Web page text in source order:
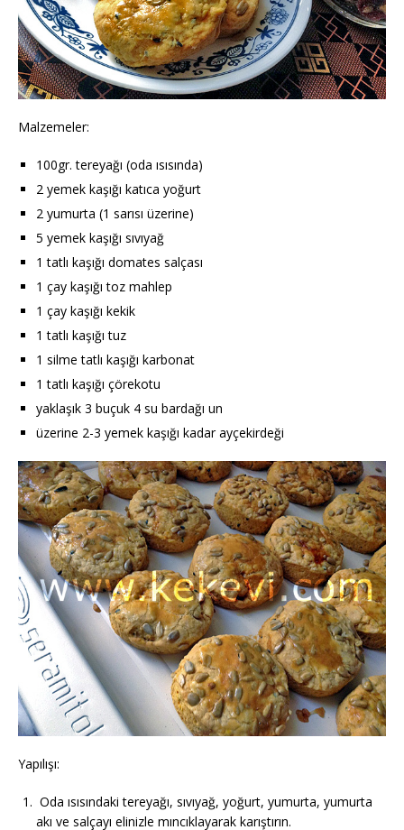
Malzemeler:
100gr. tereyağı (oda ısısında)
2 yemek kaşığı katıca yoğurt
2 yumurta (1 sarısı üzerine)
5 yemek kaşığı sıvıyağ
1 tatlı kaşığı domates salçası
1 çay kaşığı toz mahlep
1 çay kaşığı kekik
1 tatlı kaşığı tuz
1 silme tatlı kaşığı karbonat
1 tatlı kaşığı çörekotu
yaklaşık 3 buçuk 4 su bardağı un
üzerine 2-3 yemek kaşığı kadar ayçekirdeği
Yapılışı:
Oda ısısındaki tereyağı, sıvıyağ, yoğurt, yumurta, yumurta
akı ve salçayı elinizle mıncıklayarak karıştırın.